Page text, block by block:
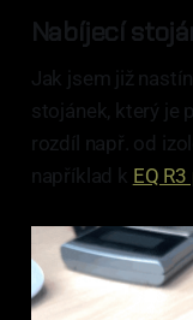
Nabíjecí
Jak jsem již
stojánek, který je
rozdíl např. od
například k EQ